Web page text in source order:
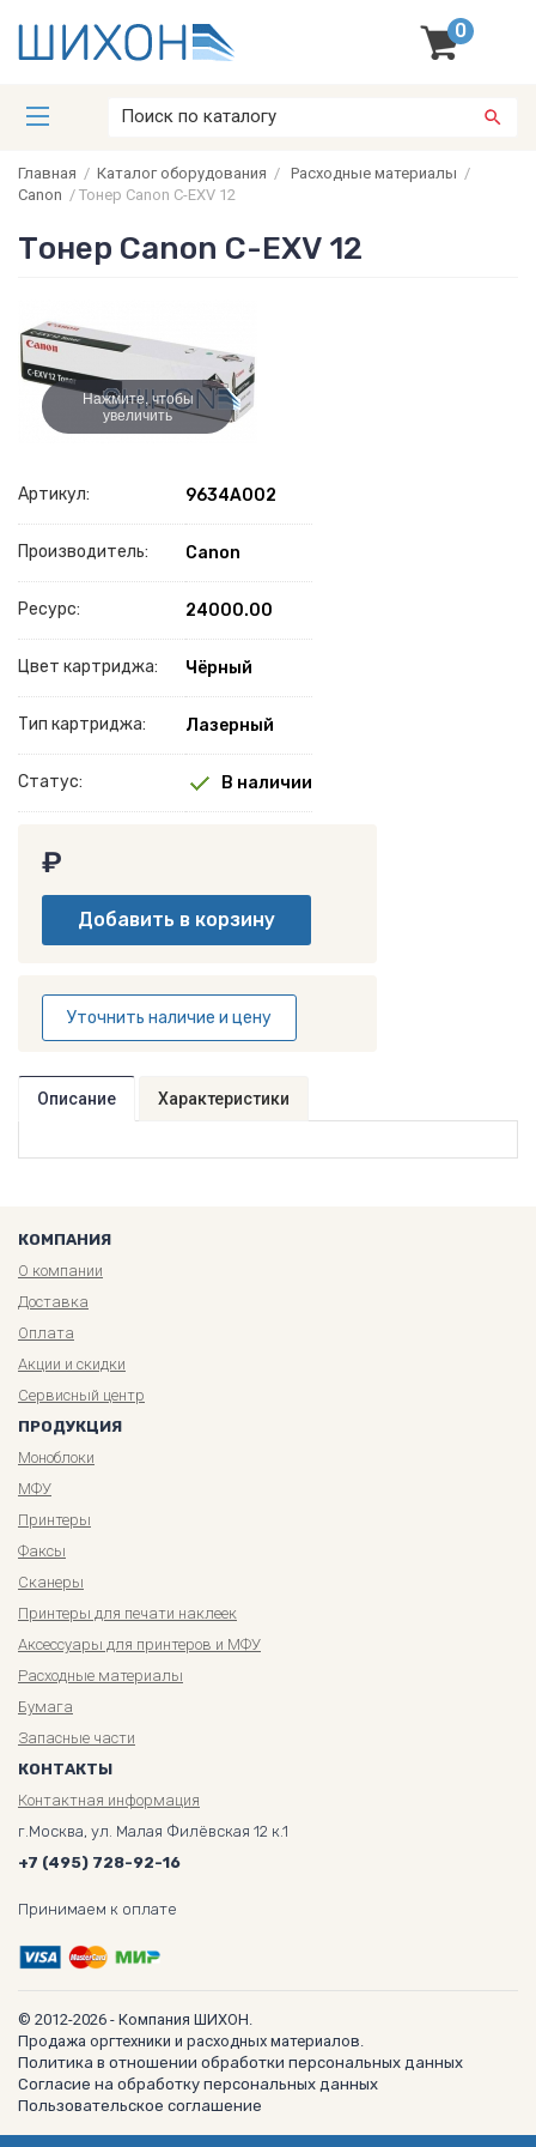
0
Главная / Каталог оборудования / Расходные материалы /
Canon / Тонер Canon C-EXV 12
Тонер Canon C-EXV 12
Нажмите, чтобы
увеличить
Артикул: 9634A002
Производитель: Canon
Ресурс: 24000.00
Цвет картриджа: Чёрный
Тип картриджа: Лазерный
Статус: В наличии
₽
Уточнить наличие и цену
Описание Характеристики
КОМПАНИЯ
О компании
Доставка
Оплата
Акции и скидки
Сервисный центр
ПРОДУКЦИЯ
Моноблоки
МФУ
Принтеры
Факсы
Сканеры
Принтеры для печати наклеек
Аксессуары для принтеров и МФУ
Расходные материалы
Бумага
Запасные части
КОНТАКТЫ
Контактная информация
г.Москва, ул. Малая Филёвская 12 к.1
+7 (495) 728-92-16
Принимаем к оплате
© 2012-2026 - Компания ШИХОН.
Продажа оргтехники и расходных материалов.
Политика в отношении обработки персональных данных
Согласие на обработку персональных данных
Пользовательское соглашение